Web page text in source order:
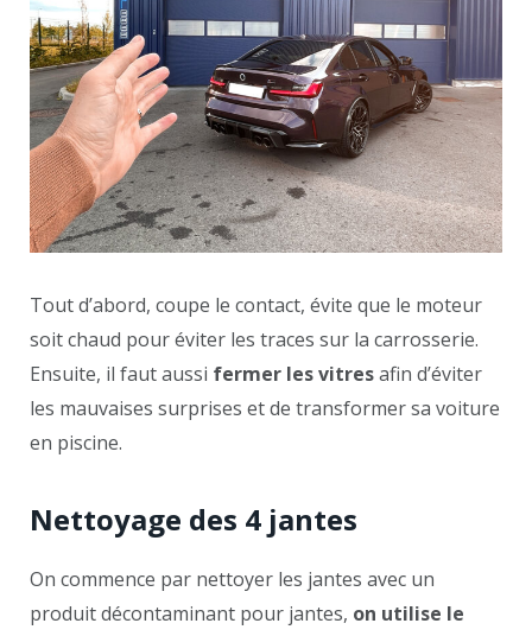
Tout d’abord, coupe le contact, évite que le moteur
soit chaud pour éviter les traces sur la carrosserie.
Ensuite, il faut aussi fermer les vitresafin d’éviter
les mauvaises surprises et de transformer sa voiture
en piscine.
Nettoyage des 4 jantes
On commence par nettoyer les jantes avec un
produit décontaminant pour jantes, on utilise le